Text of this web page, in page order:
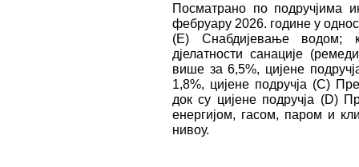
Посматрано по подручјима
фебруару 2026. године у
(Е) Снабдијевање водом;
дјелатности санације
више за 6,5%, цијене
1,8%, цијене подручја (C)
док су цијене подручја (D)
енергијом, гасом, паром и
нивоу.